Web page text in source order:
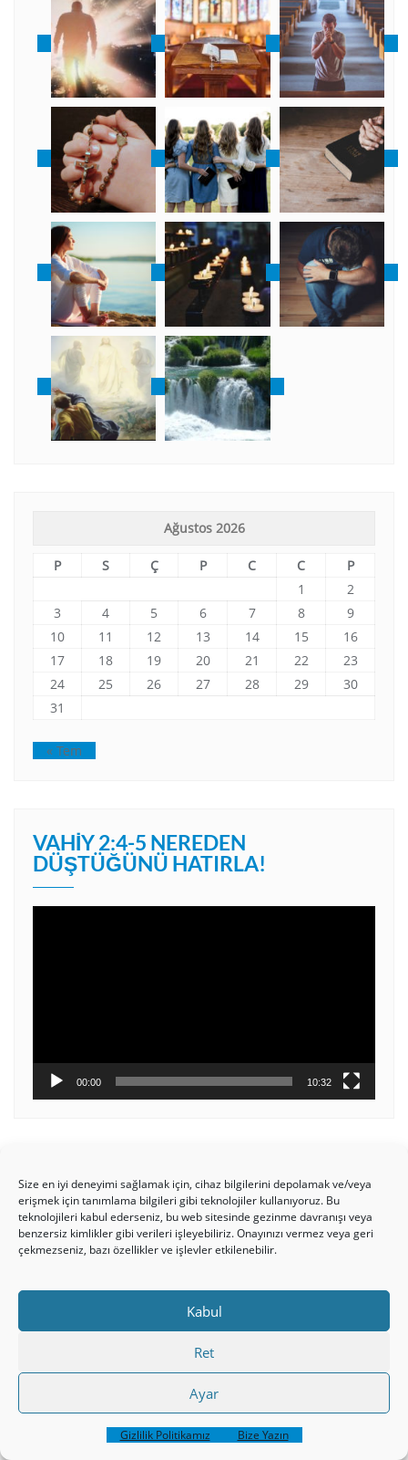
Size en iyi deneyimi sağlamak için, cihaz bilgilerini depolamak ve/veya
erişmek için tanımlama bilgileri gibi teknolojiler kullanıyoruz. Bu
teknolojileri kabul ederseniz, bu web sitesinde gezinme davranışı veya
benzersiz kimlikler gibi verileri işleyebiliriz. Onayınızı vermez veya geri
çekmezseniz, bazı özellikler ve işlevler etkilenebilir.
Kabul
Ret
Ayar
Gizlilik Politikamız Bize Yazın
Ağustos 2026
P S Ç P C C
P
1
2
3
4 5 6 7 8
9
10
11 12 13 14 15
16
17
18 19 20 21 22
23
24
25 26 27 28 29
30
31
« Tem
VAHIY 2:4-5 NEREDEN
DÜŞTÜĞÜNÜ HATIRLA!
00:00 10:32
ELÇILERIN İŞLERI 20 – PAVLUS’UN 3.
MISYON YOLCULUĞU – EFES,
TRUVA, MAKEDONYA